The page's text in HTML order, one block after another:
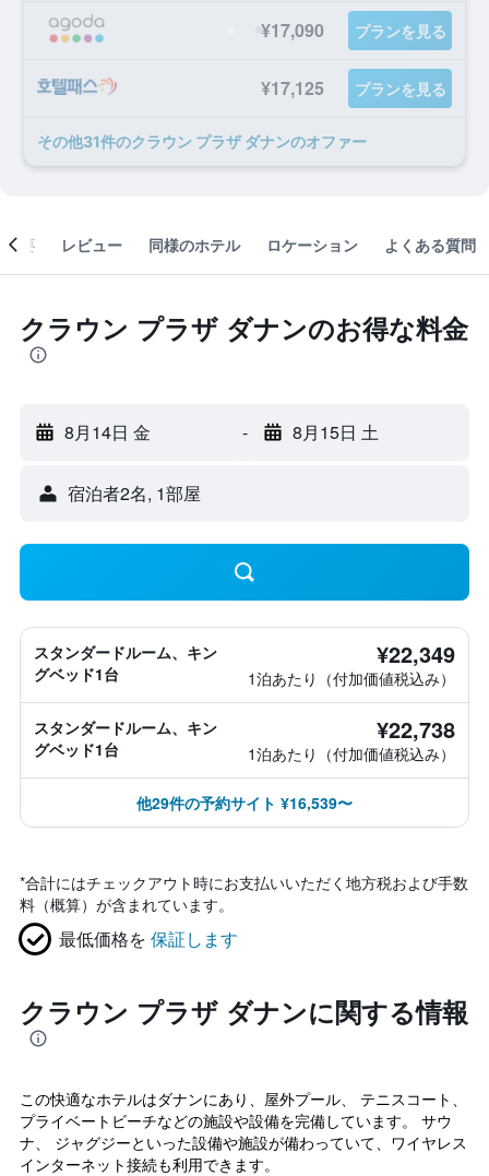
¥17,090 プランを見る
¥17,125 プランを見る
​その他31​件のクラウン プラザ ダナンのオファー
概要 レビュー 同様のホテル ロケーション よくある質問
クラウン プラザ ダナンのお得な料金
8月14日 金 - 8月15日 土
宿泊者2名, 1​部屋
スタンダードルーム、キン
グベッド1台
¥22,349
1泊あたり（付加価値税込み）
スタンダードルーム、キン
グベッド1台
¥22,738
1泊あたり（付加価値税込み）
他29件の予約サイト ¥16,539〜
*合計にはチェックアウト時にお支払いいただく地方税および手数
料（概算）が含まれています。
最低価格を 保証します
クラウン プラザ ダナンに関する情報
この快適なホテルはダナンにあり、屋外プール、 テニスコート、
プライベートビーチなどの施設や設備を完備しています。 サウ
ナ、 ジャグジーといった設備や施設が備わっていて、ワイヤレス
インターネット接続も利用できます。